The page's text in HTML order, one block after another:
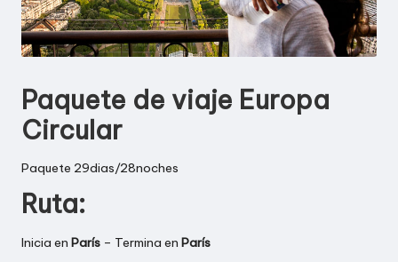
E
S
|
E
U
R
O
P
Paquete de viaje Europa
Circular
Paquete 29dias/28noches
Ruta:
Inicia en París – Termina en París